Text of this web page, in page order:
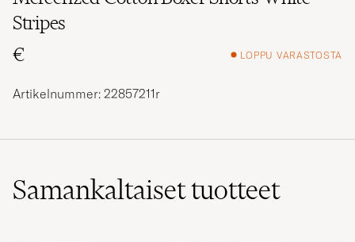
Stripes
€
LOPPU VARASTOSTA
Artikelnummer: 22857211r
Samankaltaisettuotteet